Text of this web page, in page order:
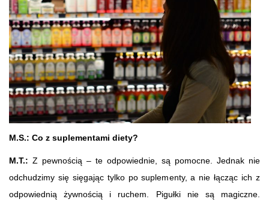
M.S.: Co z suplementami diety?
M.T.: Z pewnością – te odpowiednie, są pomocne. Jednak nie
odchudzimy się sięgając tylko po suplementy, a nie łącząc ich z
odpowiednią żywnością i ruchem. Pigułki nie są magiczne.